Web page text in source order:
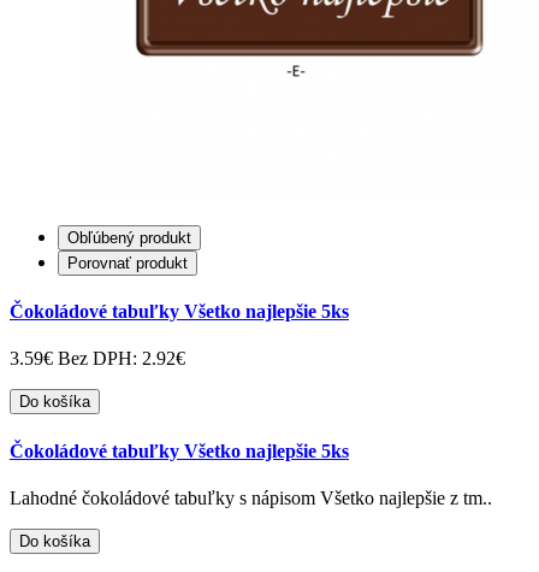
Obľúbený produkt
Porovnať produkt
Čokoládové tabuľky Všetko najlepšie 5ks
3.59€ Bez DPH: 2.92€
Do košíka
Čokoládové tabuľky Všetko najlepšie 5ks
Lahodné čokoládové tabuľky s nápisom Všetko najlepšie z tm..
Do košíka